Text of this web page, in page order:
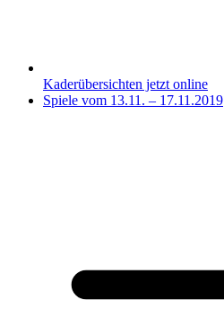
Kaderübersichten jetzt online
Spiele vom 13.11. – 17.11.2019